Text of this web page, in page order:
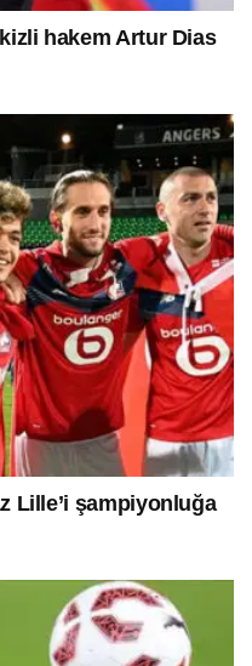
hakem Artur Dias
Lille’i şampiyonluğa